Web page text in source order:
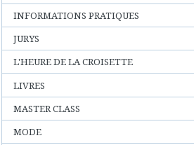
INFORMATIONS PRATIQUES
JURYS
L'HEURE DE LA CROISETTE
LIVRES
MASTER CLASS
MODE